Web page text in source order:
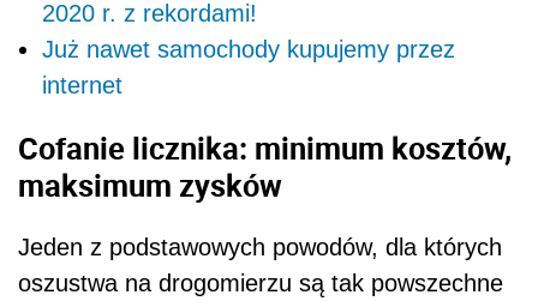
2020 r. z rekordami!
Już nawet samochody kupujemy przez
internet
Cofanie licznika: minimum kosztów,
maksimum zysków
Jeden z podstawowych powodów, dla których
oszustwa na drogomierzu są tak powszechne